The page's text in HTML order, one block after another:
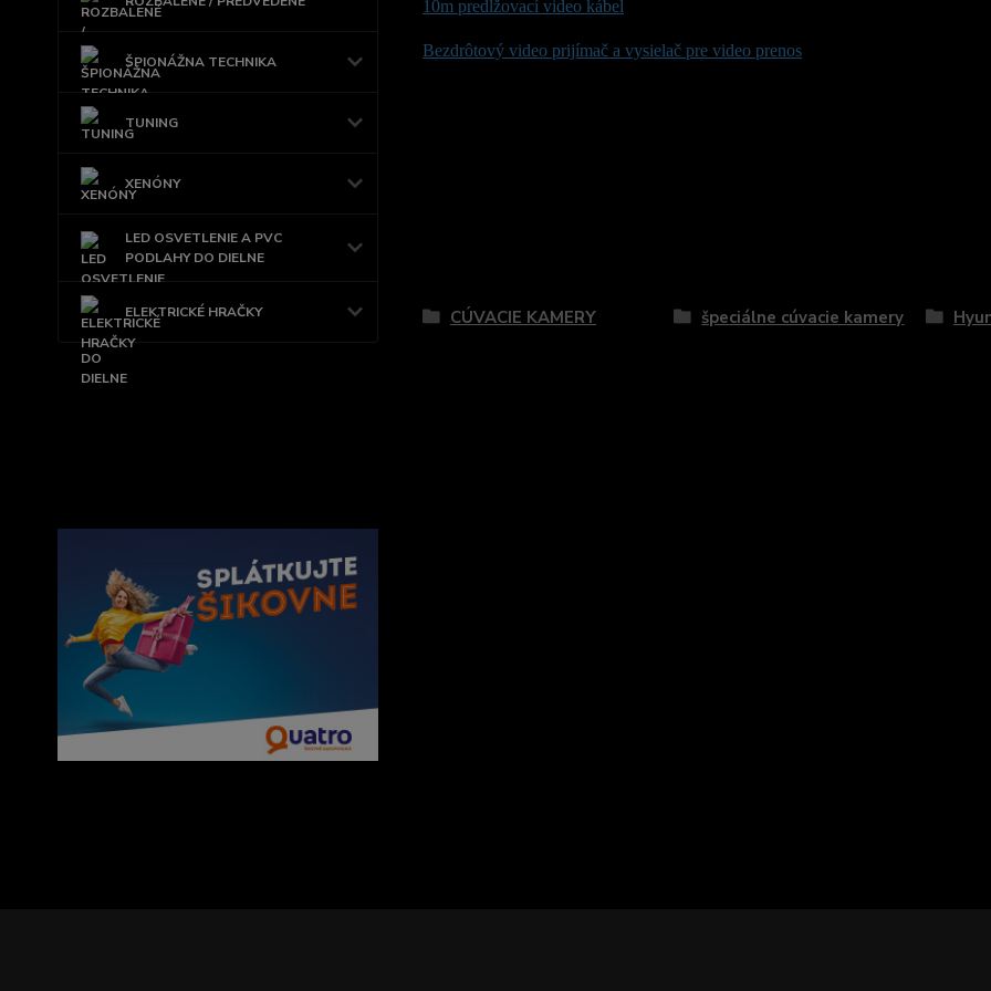
ŠPIONÁŽNA TECHNIKA
TUNING
XENÓNY
LED OSVETLENIE A PVC
PODLAHY DO DIELNE
ELEKTRICKÉ HRAČKY
10m predlžovací video kábel
Bezdrôtový video prijímač a vysielač pre video prenos
CÚVACIE KAMERY špeciálne cúvacie kamery